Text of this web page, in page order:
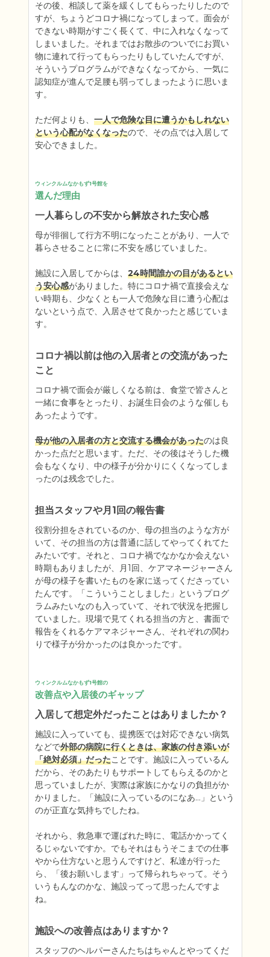
その後、相談して薬を緩くしてもらったりしたので
すが、ちょうどコロナ禍になってしまって。面会が
できない時期がすごく長くて、中に入れなくなって
しまいました。それまではお散歩のついでにお買い
物に連れて行ってもらったりもしていたんですが、
そういうプログラムができなくなってから、一気に
認知症が進んで足腰も弱ってしまったように思いま
す。
ただ何よりも、 一人で危険な目に遭うかもしれない
という心配がなくなったので、その点では入居して
安心できました。
ウィンクルムなかもず1号館を
選んだ理由
一人暮らしの不安から解放された安心感
母が徘徊して行方不明になったことがあり、一人で
暮らさせることに常に不安を感じていました。
施設に入居してからは、 24時間誰かの目があるとい
う安心感がありました。特にコロナ禍で直接会えな
い時期も、少なくとも一人で危険な目に遭う心配は
ないという点で、入居させて良かったと感じていま
す。
コロナ禍以前は他の入居者との交流があった
こと
コロナ禍で面会が厳しくなる前は、食堂で皆さんと
一緒に食事をとったり、お誕生日会のような催しも
あったようです。
母が他の入居者の方と交流する機会があったのは良
かった点だと思います。ただ、その後はそうした機
会もなくなり、中の様子が分かりにくくなってしま
ったのは残念でした。
担当スタッフや月1回の報告書
役割分担をされているのか、母の担当のような方が
いて、その担当の方は普通に話してやってくれてた
みたいです。それと、コロナ禍でなかなか会えない
時期もありましたが、月1回、ケアマネージャーさん
が母の様子を書いたものを家に送ってくださってい
たんです。「こういうことしました」というプログ
ラムみたいなのも入っていて、それで状況を把握し
ていました。現場で見てくれる担当の方と、書面で
報告をくれるケアマネジャーさん、それぞれの関わ
りで様子が分かったのは良かったです。
ウィンクルムなかもず1号館の
改善点や入居後のギャップ
入居して想定外だったことはありましたか？
施設に入っていても、提携医では対応できない病気
などで外部の病院に行くときは、家族の付き添いが
「絶対必須」だったことです。施設に入っているん
だから、そのあたりもサポートしてもらえるのかと
思っていましたが、実際は家族にかなりの負担がか
かりました。「施設に入っているのになあ…」という
のが正直な気持ちでしたね。
それから、救急車で運ばれた時に、電話かかってく
るじゃないですか。でもそれはもうそこまでの仕事
やから仕方ないと思うんですけど、私達が行った
ら、「後お願いします」って帰られちゃって。そう
いうもんなのかな、施設ってって思ったんですよ
ね。
施設への改善点はありますか？
スタッフのヘルパーさんたちはちゃんとやってくだ